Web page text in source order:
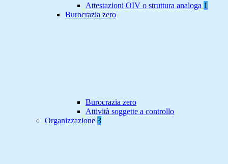
Attestazioni OIV o struttura analoga 1
Burocrazia zero
Burocrazia zero
Attività soggette a controllo
Organizzazione 3